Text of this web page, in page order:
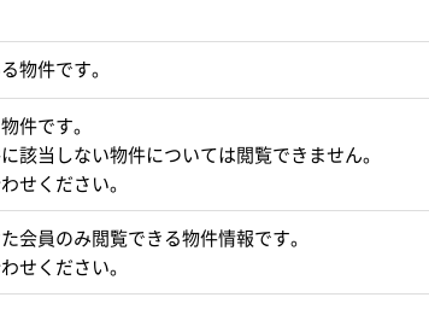
物件です。
件です。
該当しない物件については閲覧できません。
せください。
会員のみ閲覧できる物件情報です。
せください。